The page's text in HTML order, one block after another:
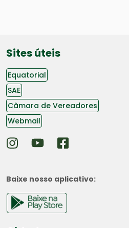
Sites úteis
Equatorial
SAE
Câmara de Vereadores
Webmail
Baixe nosso aplicativo: